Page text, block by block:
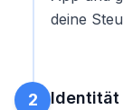
deine
2 Identität